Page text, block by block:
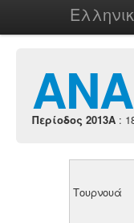
Περίοδος 2013A :
Τουρνουά